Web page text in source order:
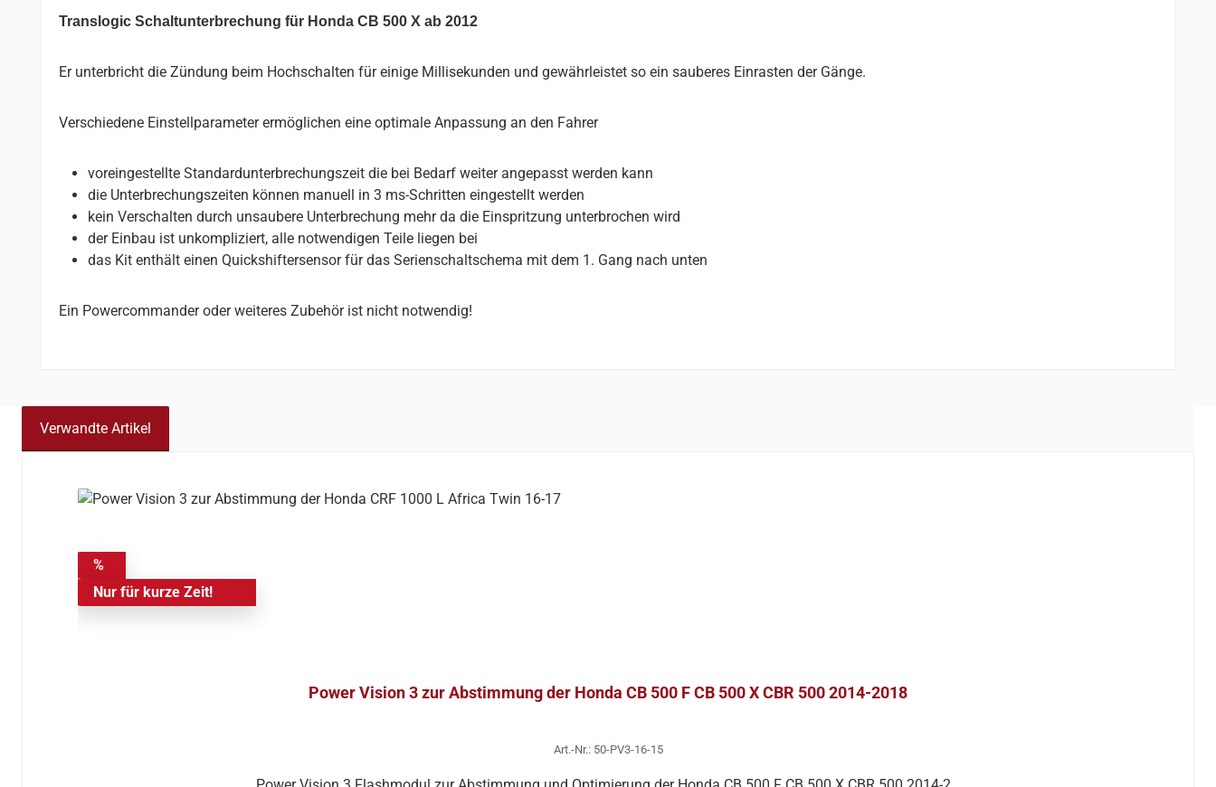
Translogic Schaltunterbrechung für Honda CB 500 X ab 2012
Er unterbricht die Zündung beim Hochschalten für einige Millisekunden und gewährleistet so ein sauberes Einrasten der Gänge.
Verschiedene Einstellparameter ermöglichen eine optimale Anpassung an den Fahrer
voreingestellte Standardunterbrechungszeit die bei Bedarf weiter angepasst werden kann
die Unterbrechungszeiten können manuell in 3 ms-Schritten eingestellt werden
kein Verschalten durch unsaubere Unterbrechung mehr da die Einspritzung unterbrochen wird
der Einbau ist unkompliziert, alle notwendigen Teile liegen bei
das Kit enthält einen Quickshiftersensor für das Serienschaltschema mit dem 1. Gang nach unten
Ein Powercommander oder weiteres Zubehör ist nicht notwendig!
Verwandte Artikel
%
Nur für kurze Zeit!
Power Vision 3 zur Abstimmung der Honda CB 500 F CB 500 X CBR 500 2014-2018
Art.-Nr.: 50-PV3-16-15